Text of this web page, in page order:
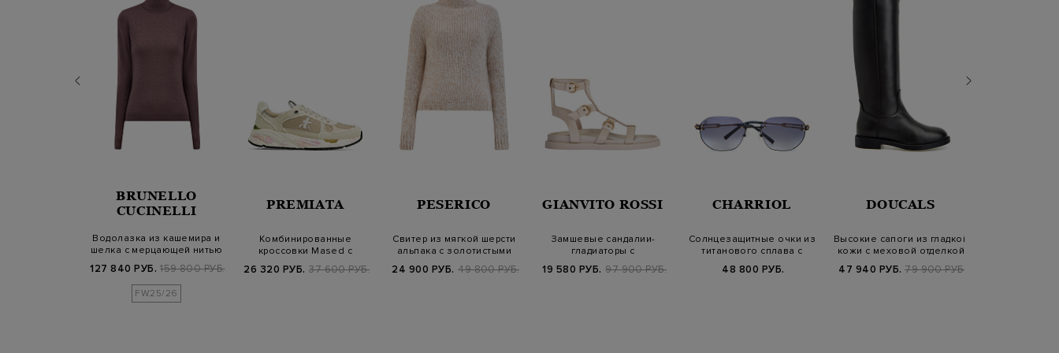
BRUNELLO
CUCINELLI
Водолазка из кашемира и
шелка с мерцающей нитью
127 840 РУБ. 159 800 РУБ.
FW25/26
PREMIATA
Комбинированные
кроссовки Mased с
26 320 РУБ. 37 600 РУБ.
PESERICO
Свитер из мягкой шерсти
альпака с золотистыми
24 900 РУБ. 49 800 РУБ.
GIANVITO ROSSI
Замшевые сандалии-
гладиаторы с
19 580 РУБ. 97 900 РУБ.
CHARRIOL
Солнцезащитные очки из
титанового сплава с
48 800 РУБ.
DOUCALS
Высокие сапоги из гладкой
кожи с меховой отделкой
47 940 РУБ. 79 900 РУБ.